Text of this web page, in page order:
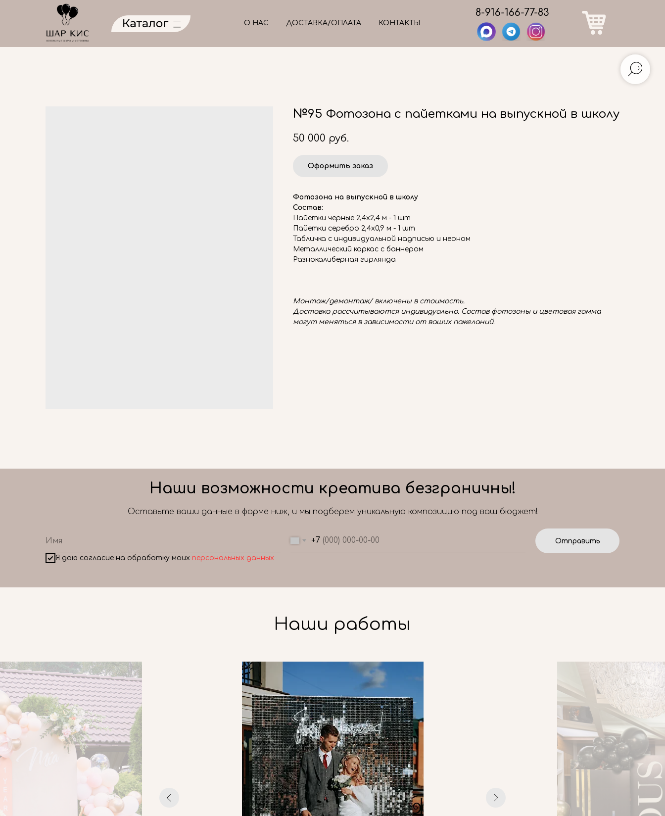
8-916-166-77-83
О НАС ДОСТАВКА/ОПЛАТА КОНТАКТЫ
№95 Фотозона с пайетками на выпускной в школу
50 000 руб.
Оформить заказ
Фотозона на выпускной в школу
Состав:
Пайетки черные 2,4х2,4 м - 1 шт
Пайетки серебро 2,4х0,9 м - 1 шт
Табличка с индивидуальной надписью и неоном
Металлический каркас с баннером
Разнокалиберная гирлянда
Монтаж/демонтаж/ включены в стоимость.
Доставка рассчитываются индивидуально. Состав фотозоны и цветовая гамма
могут меняться в зависимости от ваших пожеланий.
+7
Я даю согласие на обработку моих персональных данных
Отправить
Наши возможности креатива безграничны!
Оставьте ваши данные в форме ниж, и мы подберем уникальную композицию под ваш бюджет!
Наши работы